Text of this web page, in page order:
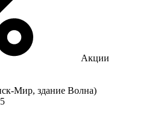
Акции
Мир, здание Волна)